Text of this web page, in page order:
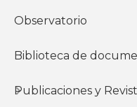
Viviana
Integración
Observatorio
Biblioteca de
Publicaciones y